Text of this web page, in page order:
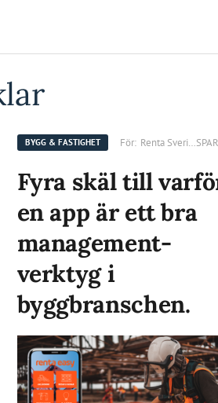
BYGG & FASTIGHET För: Renta Sverige AB
Fyra skäl till
en app är ett bra
management-
verktyg i
byggbranschen.